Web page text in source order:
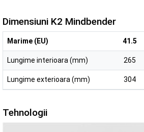
Dimensiuni K2 Mindbender
Marime (EU) 41.5
Lungime interioara (mm) 265
Lungime exterioara (mm) 304
Tehnologii